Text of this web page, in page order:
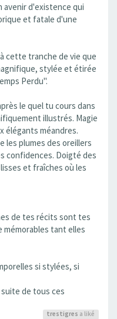
d'existence qui
et fatale d'une
cette tranche de vie que
stylée et étirée
Perdu".
le quel tu cours dans
illustrés. Magie
élégants méandres.
les plumes des oreillers
confidences. Doigté des
et fraîches où les
de tes récits sont tes
mémorables tant elles
si stylées, si
suite de tous ces
trestigres a liké